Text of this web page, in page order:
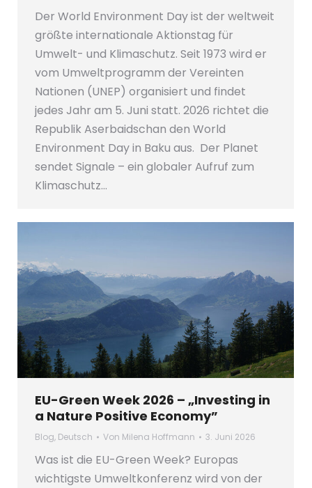
Der World Environment Day ist der weltweit
größte internationale Aktionstag für
Umwelt- und Klimaschutz. Seit 1973 wird er
vom Umweltprogramm der Vereinten
Nationen (UNEP) organisiert und findet
jedes Jahr am 5. Juni statt. 2026 richtet die
Republik Aserbaidschan den World
Environment Day in Baku aus. Der Planet
sendet Signale – ein globaler Aufruf zum
Klimaschutz…
EU-Green Week 2026 – „Investing in
a Nature Positive Economy”
Blog, Deutsch Von Milena Hoffmann 3. Juni 2026
Was ist die EU-Green Week? Europas
wichtigste Umweltkonferenz wird von der